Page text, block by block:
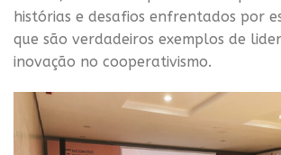
histórias e desafios enfrentados por
que são verdadeiros exemplos de
inovação no cooperativismo.